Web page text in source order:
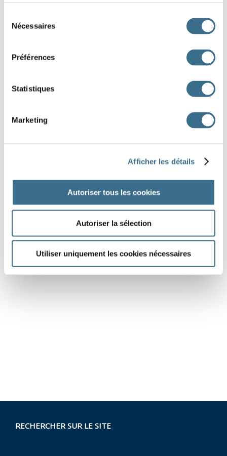
Nécessaires
Préférences
Statistiques
Marketing
Afficher les détails
Autoriser tous les cookies
Autoriser la sélection
Utiliser uniquement les cookies nécessaires
RECHERCHER SUR LE SITE